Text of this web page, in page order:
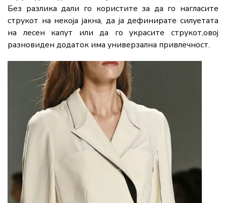
Без разлика дали го користите за да го нагласите
струкот на некоја јакна, да ја дефинирате силуетата
на лесен капут или да го украсите струкот,овој
разновиден додаток има универзална привлечност.